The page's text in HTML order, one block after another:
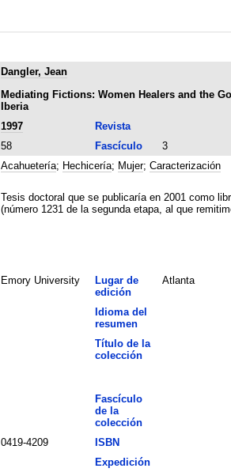
Dangler, Jean
Mediating Fictions: Women Healers and the
Iberia
1997
Revista
58 Fascículo
3
Acahuetería; Hechicería; Mujer; Caracterización
Tesis doctoral que se publicaría en 2001 como
(número 1231 de la segunda etapa, al que
Emory University
Lugar de
edición
Atlanta
Idioma del
resumen
Título de la
colección
Fascículo
de la
colección
0419-4209
ISBN
Expedición